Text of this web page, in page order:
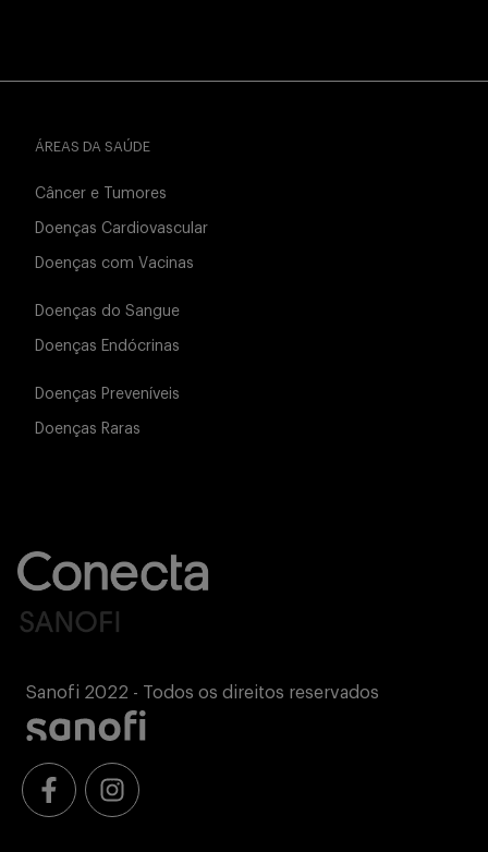
ÁREAS DA SAÚDE
Câncer e Tumores
Doenças Cardiovascular
Doenças com Vacinas
Doenças do Sangue
Doenças Endócrinas
Doenças Preveníveis
Doenças Raras
Sanofi 2022 - Todos os direitos reservados